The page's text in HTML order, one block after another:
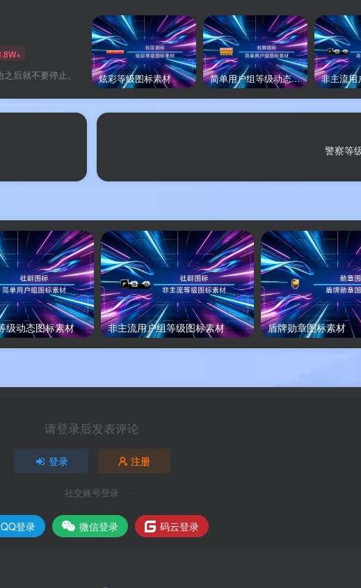
后就不要停止。 炫彩等级图标素材 简单用户组等级动态图标素材
警察等
级动态图标素材 非主流用户组等级图标素材 盾牌勋章图标素材
请登录后发表评论
登录 注册
社交账号登录
QQ登录 微信登录 码云登录